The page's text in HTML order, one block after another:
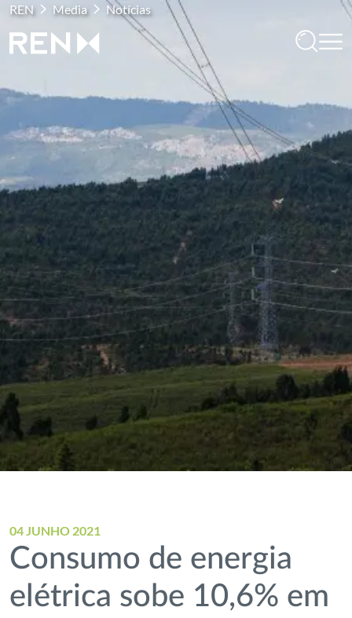
REN Media Notícias
04 JUNHO 2021
Consumo de energia
elétrica sobe 10,6% em